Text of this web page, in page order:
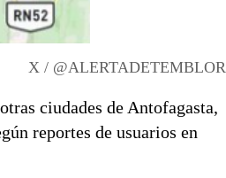
X / @ALERTADETEMBLOR
ciudades de Antofagasta,
reportes de usuarios en